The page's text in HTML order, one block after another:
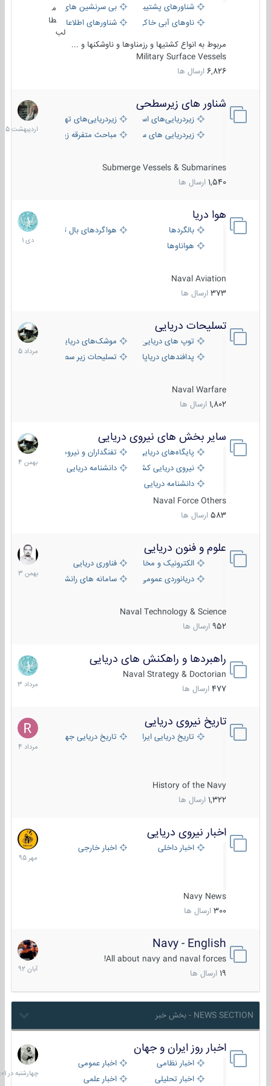
شناورهای پشتیبانی
بی سرنشین های دریایی
ناوهای آبی خاکی و نیروبرشناورهای اطلاعاتی و جاسوسی
طا
لب
مربوط به انواع کشتیها و رزمناوها و ناوشکنها و ...
Military Surface Vessels
6,826 ارسال ها
شناور های زیرسطحی
زیردریایی‌های استراتژیکزیردریایی‌های تهاجمی
زیردریایی های سبک
مباحث متفرقه زیرسطحی
Submerge Vessels & Submarines
1,540 ارسال ها
31
1405
هوا دریا
بالگردها
هواگردهای بال ثابت
هواناوها
Naval Aviation
373 ارسال ها
12
دی
1401
تسلیحات دریایی
توپ های دریایی
موشک‌های دریایی
پدافندهای دریاپایه
تسلیحات زیر سطحی
Naval Warfare
1,802 ارسال ها
2
مرداد
1405
سایر بخش های نیروی دریایی
پایگاه‌های دریایی
تفنگداران و نیروهای ویژه‌ی دریایی
نیروی دریایی کشورهای مختلفدانشنامه دریایی
دانشنامه دریایی کپی
Naval Force Others
583 ارسال ها
22
بهمن
1404
علوم و فنون دریایی
الکترونیک و مخابرات دریاییفناوری دریایی
دریانوردی عمومی
سامانه های رانشی دریایی
Naval Technology & Science
952 ارسال ها
6
بهمن
1403
راهبردها و راهکنش های دریایی
Naval Strategy & Doctorian
477 ارسال ها
2
مرداد
1403
تاریخ نیروی دریایی
تاریخ دریایی ایران تاریخ دریایی جهان
History of the Navy
1,322 ارسال ها
16
مرداد
1404
اخبار نیروی دریایی
اخبار داخلی اخبار خارجی
Navy News
300 ارسال ها
27
مهر
1395
Navy - English
All about navy and naval forces!
ارسال ها
22
آبان
1392
NEWS SECTION - بخش خبر
اخبار روز ایران و جهان
اخبار نظامی
اخبار عمومی
اخبار تحلیلی
اخبار علمی
در
06:01